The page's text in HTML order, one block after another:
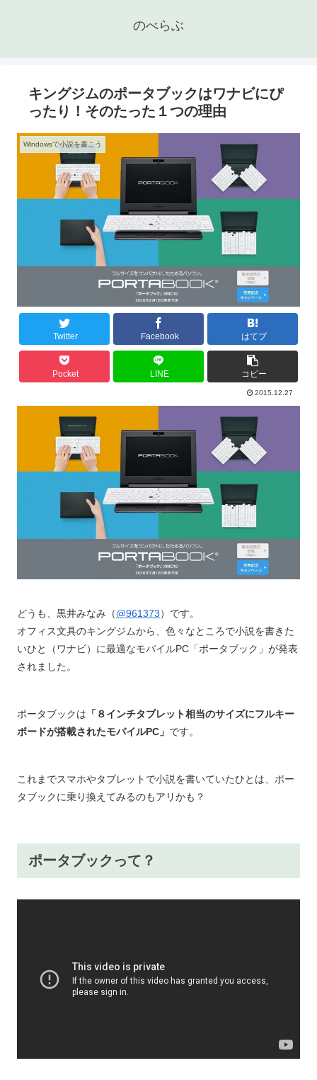
のべらぶ
キングジムのポータブックはワナビにぴ
ったり！そのたった１つの理由
Windowsで小説を書こう
Twitter Facebook はてブ
Pocket LINE コピー
2015.12.27
どうも、黒井みなみ（@961373）です。
オフィス文具のキングジムから、色々なところで小説を書きた
いひと（ワナビ）に最適なモバイルPC「ポータブック」が発表
されました。
ポータブックは 「８インチタブレット相当のサイズにフルキー
ボードが搭載されたモバイルPC」 です。
これまでスマホやタブレットで小説を書いていたひとは、ポー
タブックに乗り換えてみるのもアリかも？
ポータブックって？